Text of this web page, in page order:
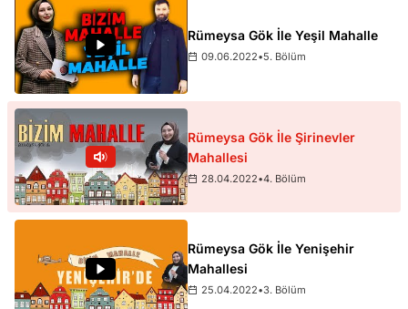
Rümeysa Gök İle Yeşil Mahalle
09.06.2022•5. Bölüm
Rümeysa Gök İle Şirinevler
Mahallesi
28.04.2022•4. Bölüm
Rümeysa Gök İle Yenişehir
Mahallesi
25.04.2022•3. Bölüm